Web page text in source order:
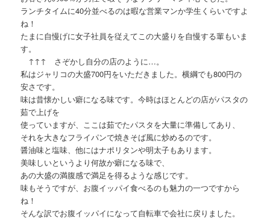
ランチタイムに40分並べるのは暇な営業マンか学生くらいですよ
ね！
たまに自慢げに女子社員を従えてこの大盛りを自慢する輩もいま
す。
↑↑↑ さぞかし自分の店のように…。
私はジャリコの大盛700円をいただきました。横綱でも800円の
安さです。
味は昔懐かしい癖になる味です。今時はほとんどの店がパスタの
茹で上げを
使っていますが、ここは茹でたパスタを大量に準備してあり、
それを大きなフライパンで焼きそば風に炒めるのです。
醤油味と塩味、他にはナポリタンや明太子もあります。
美味しいというより何故か癖になる味で、
あの大盛の満腹感で満足を得るような感じです。
味もそうですが、お腹イッパイ食べるのも魅力の一つですから
ね！
そんな訳でお腹イッパイになって自転車で会社に戻りました。